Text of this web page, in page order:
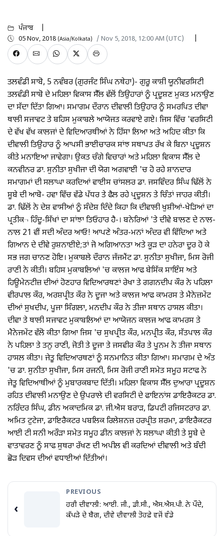
ਪੰਜਾਬ
05 Nov, 2018 (Asia/Kolkata) / Nov 5, 2018, 12:00 AM (UTC)
ਤਲਵੰਡੀ ਸਾਬੋ, 5 ਨਵੰਬਰ (ਗੁਰਜੰਟ ਸਿੰਘ ਨਥੇਹਾ)- ਗੁਰੂ ਕਾਸ਼ੀ ਯੂਨੀਵਰਸਿਟੀ
ਤਲਵੰਡੀ ਸਾਬੋ ਦੇ ਮਹਿਲਾ ਵਿਕਾਸ ਸੈੱਲ ਵੱਲੋਂ ਤਿਉਹਾਰਾਂ ਨੂੰ ਪ੍ਰਦੂਸ਼ਣ ਮੁਕਤ ਮਨਾਉਣ
ਦਾ ਸੱਦਾ ਦਿੱਤਾ ਗਿਆ। ਸਮਾਗਮ ਦੌਰਾਨ ਦੀਵਾਲੀ ਤਿਉਹਾਰ ਨੂੰ ਸਮਰਪਿਤ ਦੀਵਾ
ਥਾਲੀ ਸਜਾਵਟ ਤੇ ਬਹਿਸ ਮੁਕਾਬਲੇ ਆਯੋਜਤ ਕਰਵਾਏ ਗਏ। ਜਿਸ ਵਿੱਚ 'ਵਰਸਿਟੀ
ਦੇ ਵੱਖ ਵੱਖ ਕਾਲਜਾਂ ਦੇ ਵਿਦਿਆਰਥੀਆਂ ਨੇ ਹਿੱਸਾ ਲਿਆ ਅਤੇ ਅਹਿਦ ਕੀਤਾ ਕਿ
ਦੀਵਾਲੀ ਤਿਉਹਾਰ ਨੂੰ ਆਪਸੀ ਭਾਈਚਾਰਕ ਸਾਂਝ ਸਥਾਪਤ ਰੱਖ ਕੇ ਬਿਨਾ ਪ੍ਰਦੂਸ਼ਨ
ਕੀਤੇ ਮਨਾਇਆ ਜਾਵੇਗਾ। ਉਕਤ ਚੰਗੇ ਵਿਚਾਰਾਂ ਅਤੇ ਮਹਿਲਾ ਵਿਕਾਸ ਸੈੱਲ ਦੇ
ਕਨਵੀਨਰ ਡਾ. ਸੁਨੀਤਾ ਸੁਖੀਜਾ ਦੀ ਯੋਗ ਅਗਵਾਈ 'ਚ ਹੋ ਰਹੇ ਸ਼ਾਨਦਾਰ
ਸਮਾਗਮਾਂ ਦੀ ਸਲਾਘਾ ਕਰਦਿਆਂ ਵਾਈਸ ਚਾਂਸਲਰ ਡਾ. ਜਸਵਿੰਦਰ ਸਿੰਘ ਢਿੱਲੋਂ ਨੇ
ਸੂਬੇ ਦੀ ਆਬੋ- ਹਵਾ ਵਿੱਚ ਵੱਡੇ ਪੱਧਰ ਤੇ ਫੈਲ ਰਹੇ ਪ੍ਰਦੂਸ਼ਨ ਤੇ ਚਿੰਤਾਂ ਜਾਹਰ ਕੀਤੀ।
ਡਾ. ਢਿੱਲੋਂ ਨੇ ਦੇਸ਼ ਵਾਸੀਆਂ ਨੂੰ ਸੰਦੇਸ਼ ਦਿੰਦੇ ਕਿਹਾ ਕਿ ਦੀਵਾਲੀ ਖੁਸ਼ੀਆਂ-ਖੇੜਿਆਂ ਦਾ
ਪ੍ਰਤੀਕ¬ ਹਿੰਦੂ-ਸਿੱਖਾਂ ਦਾ ਸਾਂਝਾ ਤਿਓਹਾਰ ਹੈ-। ਬਨੇਰਿਆਂ 'ਤੇ ਦੀਵੇ ਬਾਲਣ ਦੇ ਨਾਲ-
ਨਾਲ 21 ਵੀਂ ਸਦੀ ਅੰਦਰ ਆਓ! ਆਪਣੇ ਅੰਤਰ-ਮਨਾਂ ਅੰਦਰ ਵੀ ਵਿੱਦਿਆ ਅਤੇ
ਗਿਆਨ ਦੇ ਦੀਵੇ ਰੁਸ਼ਨਾਈਏ;ਤਾਂ ਜੋ ਅਗਿਆਨਤਾ ਅਤੇ ਕੂੜ ਦਾ ਹਨੇਰਾ ਦੂਰ ਹੋ ਕੇ
ਸਭ ਜਗ ਚਾਨਣ ਹੋਇ। ਮੁਕਾਬਲੇ ਦੌਰਾਨ ਜੱਜਮੈਂਟ ਡਾ. ਸੁਨੀਤਾ ਸੁਖੀਜਾ, ਮਿਸ ਰੋਜੀ
ਰਾਣੀ ਨੇ ਕੀਤੀ। ਬਹਿਸ ਮੁਕਾਬਲਿਆਂ 'ਚ ਕਾਲਜ ਆਫ ਬੇਸਿੱਕ ਸਾਇੰਸ ਅਤੇ
ਹਿਊਮੇਨਟੀਜ਼ ਦੀਆਂ ਹੋਣਹਾਰ ਵਿਦਿਆਰਥਣਾਂ ਰੇਖਾ ਤੇ ਗਗਨਦੀਪ ਕੌਰ ਨੇ ਪਹਿਲਾ
ਵੀਰਪਾਲ ਕੌਰ, ਅਰਸ਼ਪ੍ਰੀਤ ਕੌਰ ਨੇ ਦੂਜਾ ਅਤੇ ਕਾਲਜ ਆਫ ਕਾਮਰਸ ਤੇ ਮੈਨੇਜ਼ਮੇਂਟ
ਦੀਆਂ ਸੁਖਦੀਪ, ਪੂਜਾ ਸਿੰਗਲਾ, ਮਨਦੀਪ ਕੌਰ ਨੇ ਤੀਜਾ ਸਥਾਨ ਹਾਸਲ ਕੀਤਾ।
ਦੀਵਾ ਤੇ ਥਾਲੀ ਸਜਾਵਟ ਮੁਕਾਬਲਿਆਂ ਦਾ ਆਯੋਜਨ ਕਾਲਜ ਆਫ ਕਾਮਰਸ ਤੇ
ਮੈਨੇਜਮੇਂਟ ਵੱਲੋ ਕੀਤਾ ਗਿਆ ਜਿਸ 'ਚ ਸੁਖਪ੍ਰੀਤ ਕੌਰ, ਮਨਪ੍ਰੀਤ ਕੌਰ, ਸੱਤਪਾਲ ਕੌਰ
ਨੇ ਪਹਿਲਾ ਤੇ ਤਨੁ ਰਾਣੀ, ਜੋਤੀ ਤੇ ਦੂਜਾ ਤੇ ਜਸਵੀਰ ਕੌਰ ਤੇ ਪੂਨਮ ਨੇ ਤੀਜਾ ਸਥਾਨ
ਹਾਸਲ ਕੀਤਾ। ਜੇਤੂ ਵਿਦਿਆਰਥਣਾਂ ਨੂੰ ਸਨਮਾਨਿਤ ਕੀਤਾ ਗਿਆ। ਸਮਾਗਮ ਦੇ ਅੰਤ
'ਚ ਡਾ. ਸੁਨੀਤਾ ਸੁਖੀਜਾ, ਮਿਸ ਰਜਨੀ, ਮਿਸ ਰੋਜੀ ਰਾਣੀ ਸਮੇਤ ਸਮੂਹ ਸਟਾਫ ਨੇ
ਜੇਤੂ ਵਿਦਿਆਥੀਆਂ ਨੂੰ ਮੁਬਾਰਕਬਾਦ ਦਿੱਤੀ। ਮਹਿਲਾ ਵਿਕਾਸ ਸੈੱਲ ਦੁਆਰਾ ਪ੍ਰਦੂਸ਼ਨ
ਰਹਿਤ ਦੀਵਾਲੀ ਮਨਾਉਣ ਦੇ ਉਪਰਾਲੇ ਦੀ ਵਰਸਿਟੀ ਦੇ ਫਾਇਨਾਂਸ ਡਾਇਰੈਕਟਰ ਡਾ.
ਨਰਿੰਦਰ ਸਿੰਘ, ਡੀਨ ਅਕਾਦਮਿਕ ਡਾ. ਜੀ.ਐਸ ਬਰਾੜ, ਡਿਪਟੀ ਰਜਿਸਟਰਾਰ ਡਾ.
ਅਮਿਤ ਟੁਟੇਜਾ, ਡਾਇਰੈਕਟਰ ਪਬਲਿਕ ਰਿਲੇਸ਼ਨਜ਼ ਹਰਪ੍ਰੀਤ ਸ਼ਰਮਾ, ਡਾਇਰੈਕਟਰ
ਆਈ ਟੀ ਸਨੀ ਅਰੌੜਾ ਸਮੇਤ ਸਮੂਹ ਡੀਨ ਕਾਲਜਾਂ ਨੇ ਸਲਾਘਾ ਕੀਤੀ ਤੇ ਸੂਬੇ ਦੇ
ਵਾਤਾਵਰਣ ਨੂੰ ਸਾਫ ਸੁਥਰਾ ਰੱਖਣ ਦੀ ਅਪੀਲ ਵੀ ਕਰਦਿਆਂ ਦੀਵਾਲੀ ਅਤੇ ਬੰਦੀ
ਛੋੜ ਦਿਵਸ ਦੀਆਂ ਵਧਾਈਆਂ ਦਿੱਤੀਆਂ।
‹
PREVIOUS
ਹਰੀ ਦੀਵਾਲੀ: ਆਈ. ਜੀ., ਡੀ.ਸੀ., ਐਸ.ਐਸ.ਪੀ. ਨੇ ਪੌਦੇ,
ਕੱਪੜੇ ਦੇ ਬੈਗ, ਦੀਵੇ ਦੀਵਾਲੀ ਤੋਹਫ਼ੇ ਵਜੋਂ ਵੰਡੇ